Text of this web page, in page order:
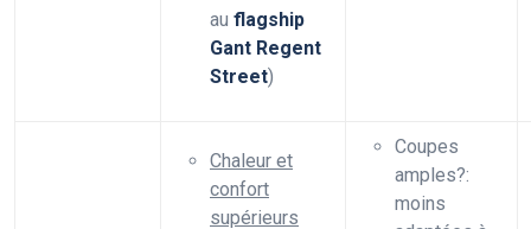
au flagship
Gant Regent
Street)
Chaleur et
confort
supérieurs
Coupes
amples?:
moins